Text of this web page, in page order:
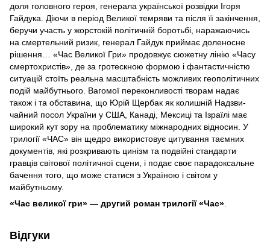
доля головного героя, генерала української розвідки Ігоря
Гайдука. Діючи в період Великої темряви та після її закінчення,
беручи участь у жорстокій політичній боротьбі, наражаючись
на смертельний ризик, генерал Гайдук приймає доленосне
рішен­ня… «Час Великої Гри» продовжує сюжетну лінію «Часу
смертохристів», де за гро­теск­­­ною формою і фантастичністю
ситуацій стоїть реальна масштабність можливих геополітич­них
подій майбутнього. Вагомої пере­конливості творам надає
також і та обставина, що Юрій Щербак як колишній Надзви­
чайний посол України у США, Канаді, Мек­сиці та Ізраїлі має
широкий кут зору на проблематику міжнародних відносин. У
трилогії «ЧАС» він щедро викорис­товує цитування таємних
документів, які розкривають цинізм та подвійні стандарти
гравців світової політичної сцени, і подає своє пара­доксальне
бачення того, що може статися з Украї­ною і світом у
майбутньому.
«Час великої гри» — другий роман трилогії «Час»
Відгуки